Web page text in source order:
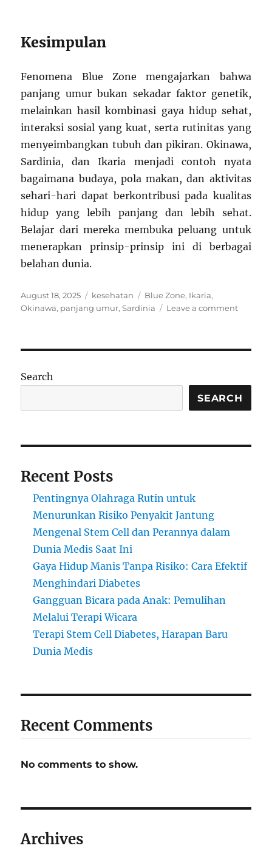
Kesimpulan
Fenomena Blue Zone mengajarkan bahwa
panjang umur bukan sekadar faktor genetik,
melainkan hasil kombinasi gaya hidup sehat,
interaksi sosial yang kuat, serta rutinitas yang
menyeimbangkan tubuh dan pikiran. Okinawa,
Sardinia, dan Ikaria menjadi contoh nyata
bagaimana budaya, pola makan, dan aktivitas
sehari-hari dapat berkontribusi pada kualitas
hidup yang lebih panjang dan lebih sehat.
Belajar dari mereka membuka peluang untuk
menerapkan prinsip-prinsip ini di berbagai
belahan dunia.
Posted
on
August 18, 2025 Categories
kesehatan Tags
Blue Zone, Ikaria,
Okinawa, panjang umur,Sardinia Leave a commenton
Warga
Search
SEARCH
Recent Posts
Pentingnya Olahraga Rutin untuk
Menurunkan Risiko Penyakit Jantung
Mengenal Stem Cell dan Perannya dalam
Dunia Medis Saat Ini
Gaya Hidup Manis Tanpa Risiko: Cara Efektif
Menghindari Diabetes
Gangguan Bicara pada Anak: Pemulihan
Melalui Terapi Wicara
Terapi Stem Cell Diabetes, Harapan Baru
Dunia Medis
Recent Comments
No comments to show.
Archives